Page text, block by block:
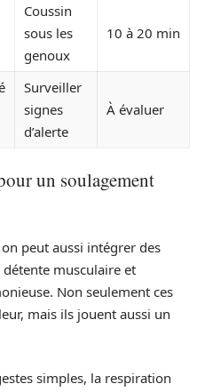
Coussin
sous les
genoux
10 à 20 min
Surveiller
signes
d’alerte
À évaluer
un soulagement
peut aussi intégrer des
musculaire et
Non seulement ces
mais ils jouent aussi un
simples, la respiration